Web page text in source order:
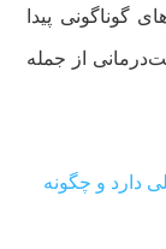
پیدا
از جمله
دارد و چگونه